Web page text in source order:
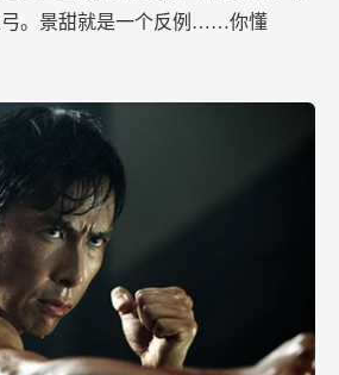
弓。景甜就是一个反例……你懂